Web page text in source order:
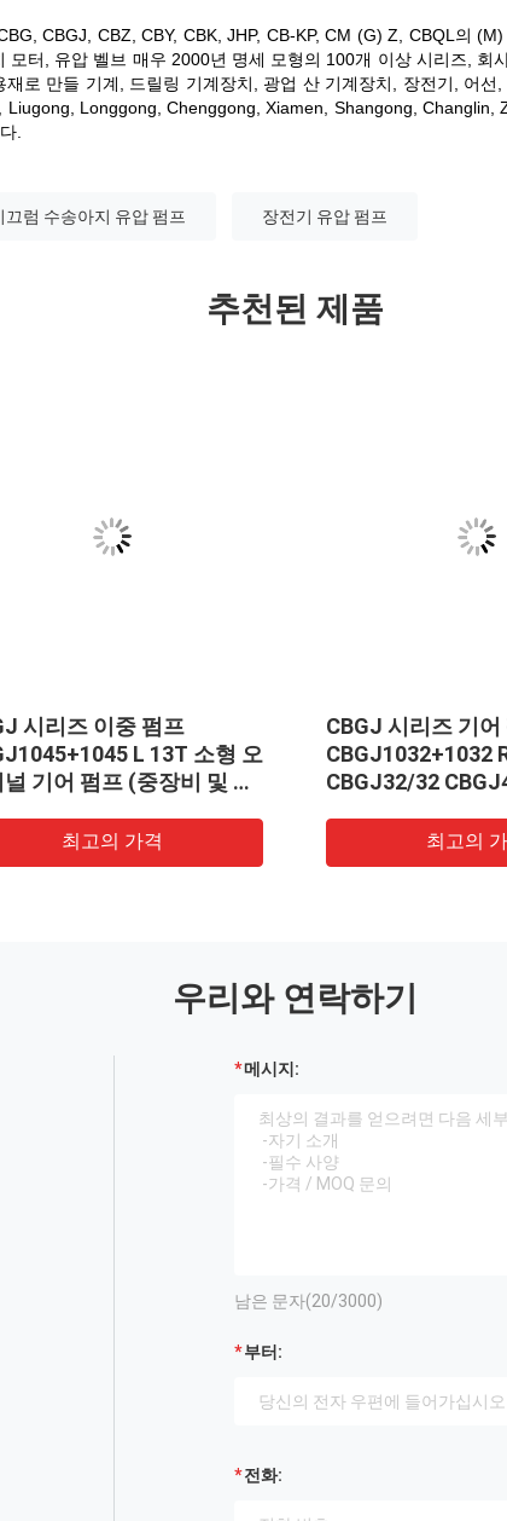
CBGJ, CBZ, CBY, CBK, JHP, CB-KP, CM (G) Z, CBQL의
모터, 유압 벨브 매우 2000년 명세 모형의 100개 이상 시리즈, 회
재로 만들 기계, 드릴링 기계장치, 광업 산 기계장치, 장전기, 어선
Liugong, Longgong, Chenggong, Xiamen, Shangong, Changlin,
.
끄럼 수송아지 유압 펌프 장전기 유압 펌프
추천된 제품
시리즈 이중 펌프
L 13T 소형 오
기어 펌프 (중장비 및 차
최고의 가격
CBGJ 시리즈 기어
CBGJ1032+1032
CBGJ32/32
형 오리지널 유압
설 기계용
최고의
우리와 연락하기
메시지:
남은 문자(20/3000)
부터:
전화: